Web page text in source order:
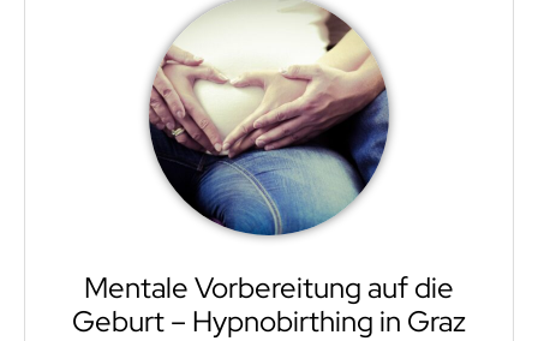
Mentale Vorbereitung auf die
Geburt – Hypnobirthing in Graz